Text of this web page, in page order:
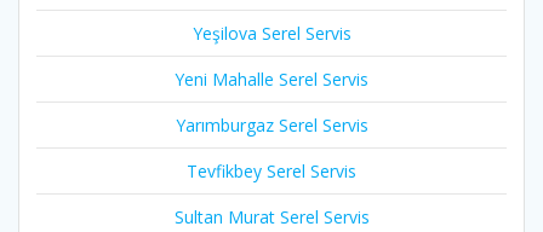
Yeşilova Serel Servis
Yeni Mahalle Serel Servis
Yarımburgaz Serel Servis
Tevfikbey Serel Servis
Sultan Murat Serel Servis